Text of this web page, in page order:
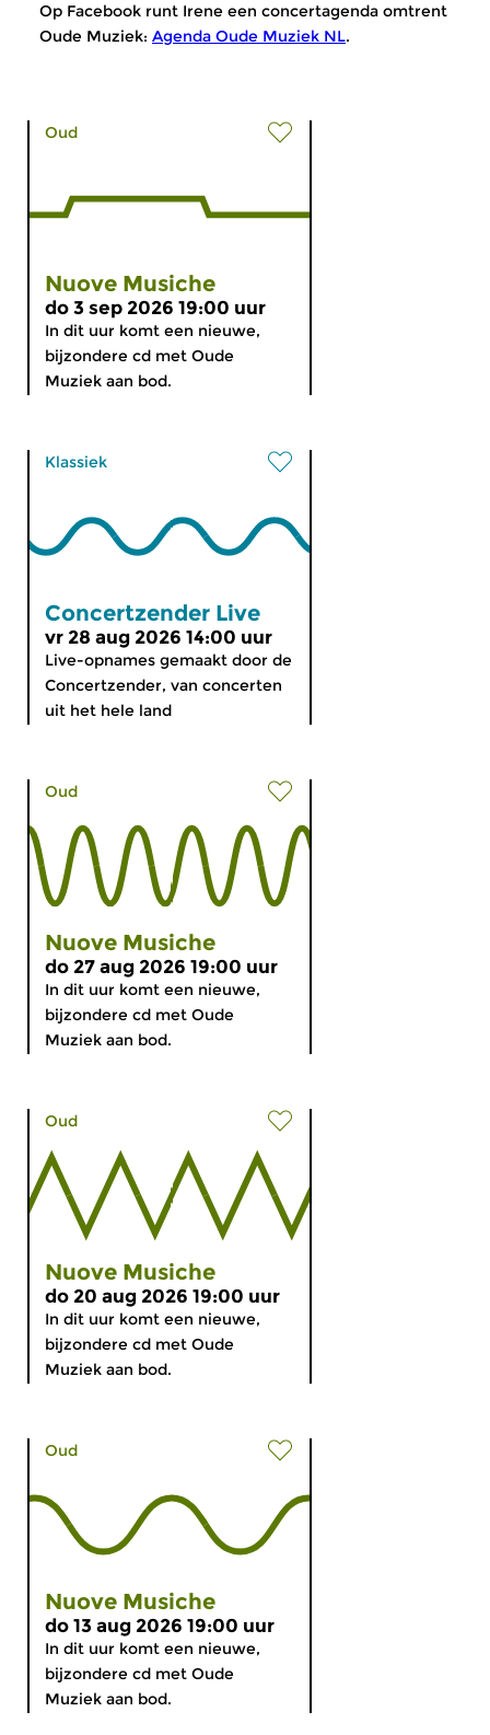
Op Facebook runt Irene een concertagenda omtrent
Oude Muziek: Agenda Oude Muziek NL.
Oud
Nuove Musiche
do 3 sep 2026 19:00 uur
In dit uur komt een nieuwe,
bijzondere cd met Oude
Muziek aan bod.
Klassiek
Concertzender Live
vr 28 aug 2026 14:00 uur
Live-opnames gemaakt door de
Concertzender, van concerten
uit het hele land
Oud
Nuove Musiche
do 27 aug 2026 19:00 uur
In dit uur komt een nieuwe,
bijzondere cd met Oude
Muziek aan bod.
Oud
Nuove Musiche
do 20 aug 2026 19:00 uur
In dit uur komt een nieuwe,
bijzondere cd met Oude
Muziek aan bod.
Oud
Nuove Musiche
do 13 aug 2026 19:00 uur
In dit uur komt een nieuwe,
bijzondere cd met Oude
Muziek aan bod.